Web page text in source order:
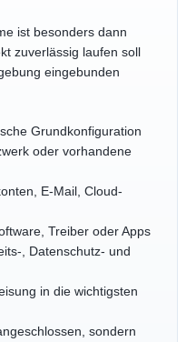
ist besonders dann
zuverlässig laufen soll
eingebunden
Grundkonfiguration
oder vorhandene
E-Mail, Cloud-
Treiber oder Apps
, Datenschutz- und
in die wichtigsten
sondern